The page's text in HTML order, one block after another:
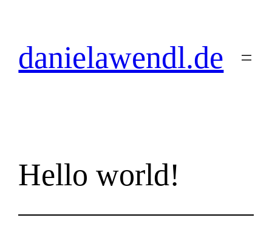
springen
danielawendl.de
Hello world!